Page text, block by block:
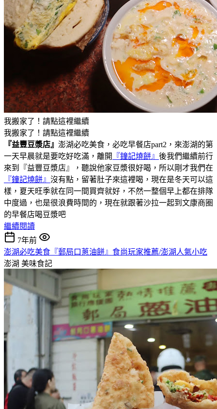
我搬家了！請點這裡繼續
我搬家了！請點這裡繼續
『益豐豆漿店』 澎湖必吃美食，必吃早餐店part2，來澎湖的第
一天早晨就是要吃好吃滿，離開
『鐘記燒餅』 後我們繼續前行
來到『益豐豆漿店』，聽說他家豆漿很好喝，所以剛才我們在
『鐘記燒餅』 沒有點，留著肚子來這裡喝，現在是冬天可以這
樣，夏天旺季就在同一間買齊就好，不然一整個早上都在排隊
中度過，也是很浪費時間的，現在就跟著沙拉一起到文康商圈
的早餐店喝豆漿吧
繼續閱讀
7年前
澎湖必吃美食『郵局口蔥油餅』食尚玩家推薦/澎湖人氣小吃
澎湖 美味食記